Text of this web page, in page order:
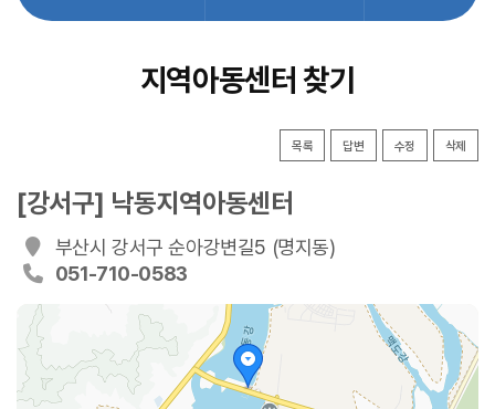
지역아동센터 찾기
목록 답변 수정 삭제
[강서구] 낙동지역아동센터
부산시 강서구 순아강변길5 (명지동)
051-710-0583